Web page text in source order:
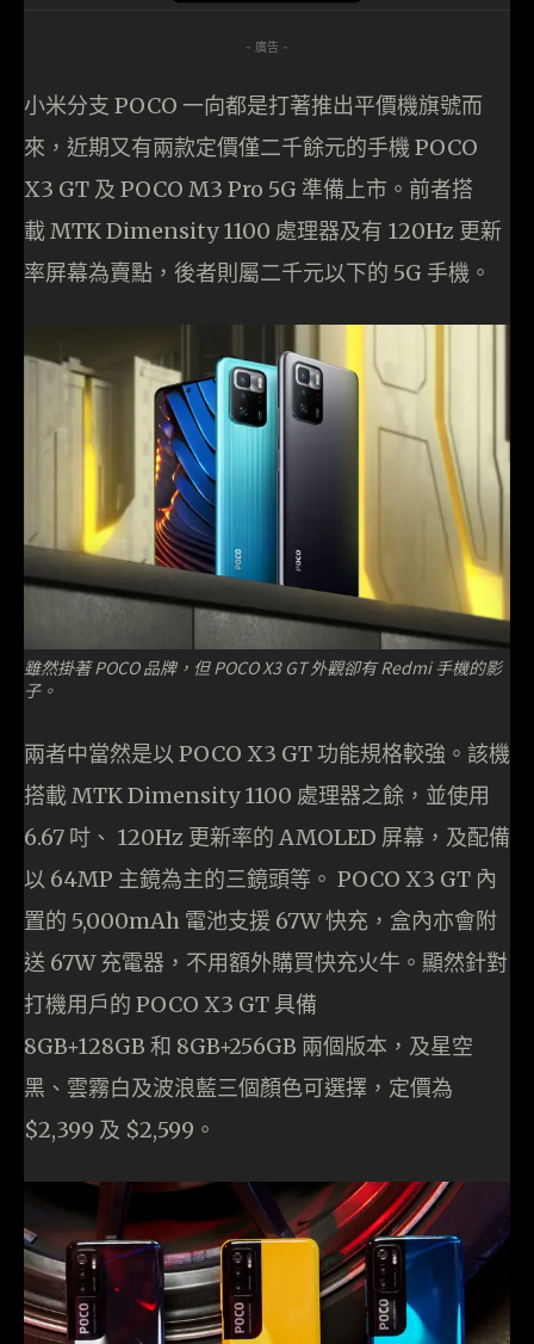
- 廣告 -
小米分支 POCO 一向都是打著推出平價機旗號而
來，近期又有兩款定價僅二千餘元的手機 POCO
X3 GT 及 POCO M3 Pro 5G 準備上市。前者搭
載 MTK Dimensity 1100 處理器及有 120Hz 更新
率屏幕為賣點，後者則屬二千元以下的 5G 手機。
雖然掛著 POCO 品牌，但 POCO X3 GT 外觀卻有 Redmi 手機的影
子。
兩者中當然是以 POCO X3 GT 功能規格較強。該機
搭載 MTK Dimensity 1100 處理器之餘，並使用
6.67 吋、 120Hz 更新率的 AMOLED 屏幕，及配備
以 64MP 主鏡為主的三鏡頭等。 POCO X3 GT 內
置的 5,000mAh 電池支援 67W 快充，盒內亦會附
送 67W 充電器，不用額外購買快充火牛。顯然針對
打機用戶的 POCO X3 GT 具備
8GB+128GB 和 8GB+256GB 兩個版本，及星空
黑、雲霧白及波浪藍三個顏色可選擇，定價為
$2,399 及 $2,599。